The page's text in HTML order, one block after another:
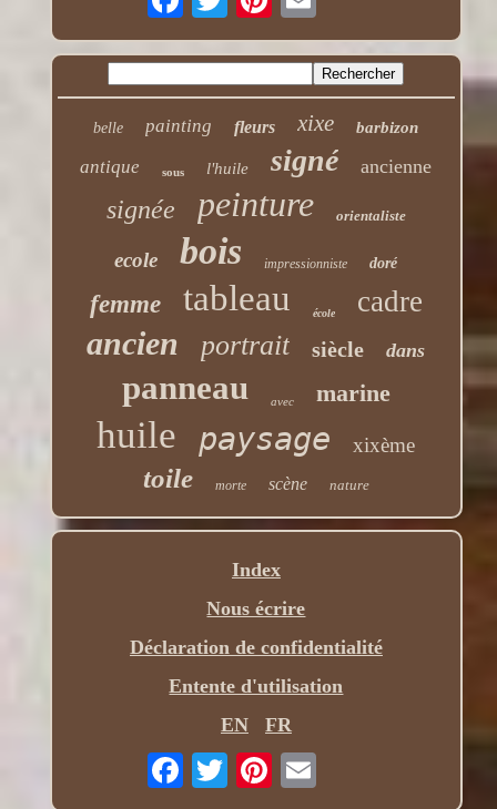
belle painting fleurs xixe barbizon
antique sous l'huile signé ancienne
signée peinture orientaliste
ecole bois impressionniste doré
femme tableau école cadre
ancien portrait siècle dans
panneau avec marine
huile paysage xixème
toile morte scène nature
Index
Nous écrire
Déclaration de confidentialité
Entente d'utilisation
EN
FR